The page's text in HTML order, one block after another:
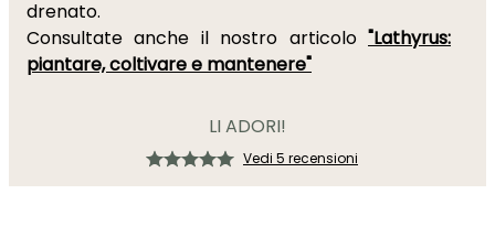
drenato.
Consultate anche il nostro articolo "Lathyrus:
piantare, coltivare e mantenere"
LI ADORI!
Vedi 5 recensioni